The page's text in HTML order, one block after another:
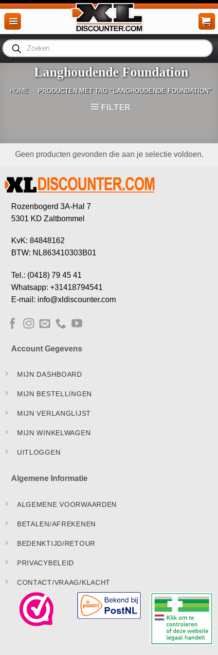
Ga
naar
inhoud
Producten
zoeken
Langhoudende Foundation
HOME - PRODUCTEN MET TAG “LANGHOUDENDE FOUNDATION”
FILTER
Geen producten gevonden die aan je selectie voldoen.
Rozenbogerd 3A-Hal 7
5301 KD Zaltbommel
KvK: 84848162
BTW: NL863410303B01
Tel.: (0418) 79 45 41
Whatsapp: +31418794541
E-mail: info@xldiscounter.com
Account Gegevens
MIJN DASHBOARD
MIJN BESTELLINGEN
MIJN VERLANGLIJST
MIJN WINKELWAGEN
UITLOGGEN
Algemene Informatie
ALGEMENE VOORWAARDEN
BETALEN/AFREKENEN
BEDENKTIJD/RETOUR
PRIVACYBELEID
CONTACT/VRAAG/KLACHT